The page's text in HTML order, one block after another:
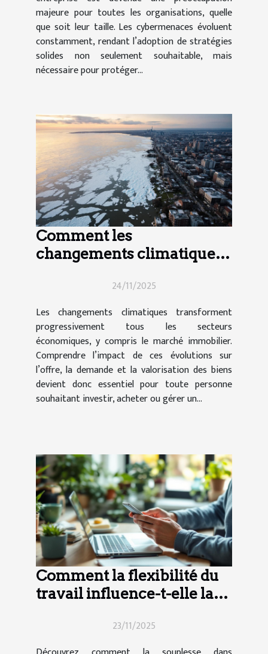
majeure pour toutes les organisations, quelle
que soit leur taille. Les cybermenaces évoluent
constamment, rendant l’adoption de stratégies
solides non seulement souhaitable, mais
nécessaire pour protéger...
Comment les
changements climatiques
immobilier ?24/11/2025
Les changements climatiques transforment
progressivement tous les secteurs
économiques, y compris le marché immobilier.
Comprendre l’impact de ces évolutions sur
l’offre, la demande et la valorisation des biens
devient donc essentiel pour toute personne
souhaitant investir, acheter ou gérer un...
Comment la flexibilité du
travail influence-t-elle la
23/11/2025